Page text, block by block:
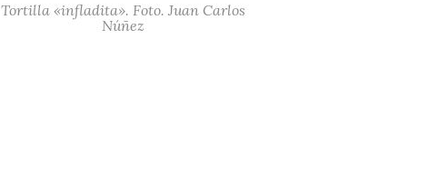
Tortilla «infladita». Foto. Juan Carlos
Núñez